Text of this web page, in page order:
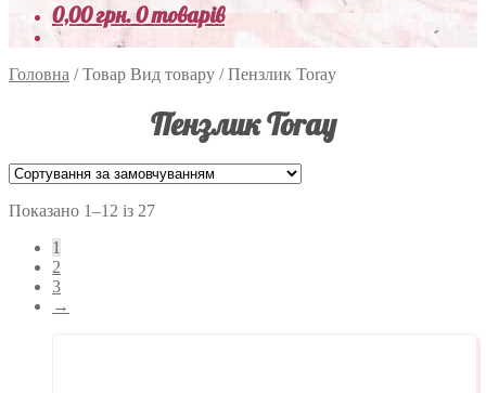
0,00грн.0 товарів
Головна /Товар Вид товару /Пензлик Toray
Пензлик Toray
Показано 1–12 із 27
1
2
3
→